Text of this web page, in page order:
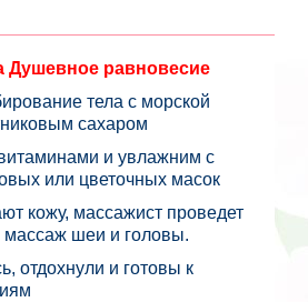
Душевное равновесие
тела с морской
сахаром
и увлажним с
или цветочных масок
кожу, массажист проведет
шеи и головы.
отдохнули и готовы к